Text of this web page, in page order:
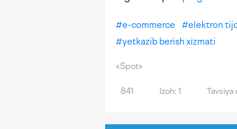
#e-commerce #elektron
#yetkazib berish xizmati
«Spot»
841 Izoh: 1 Tavsiya